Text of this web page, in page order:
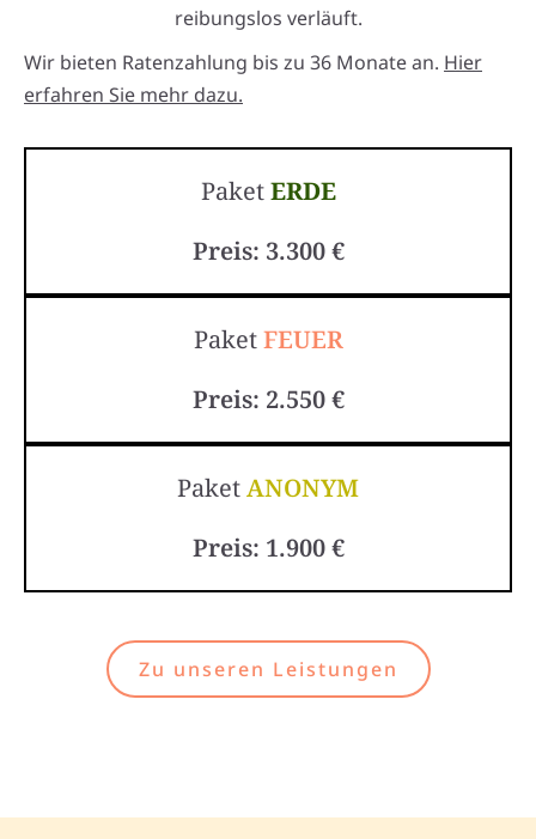
reibungslos verläuft.
Wir bieten Ratenzahlung bis zu 36 Monate an. Hier
erfahren Sie mehr dazu.
PaketERDE
Preis: 3.300 €
PaketFEUER
Preis: 2.550 €
PaketANONYM
Preis: 1.900 €
Zu unseren Leistungen